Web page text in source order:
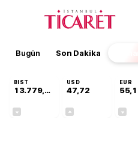
Bugün Son Dakika
BIST
13.779,39
USD
47,72
EUR